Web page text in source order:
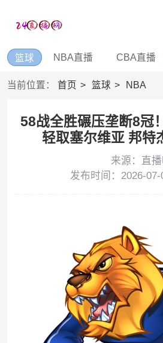
篮球 NBA直播 CBA直播
当前位置： 首页 篮球 NBA
58战全胜碾压垄断8冠
轻取塞尔维亚 邦特
来源：直
发布时间：2026-07-